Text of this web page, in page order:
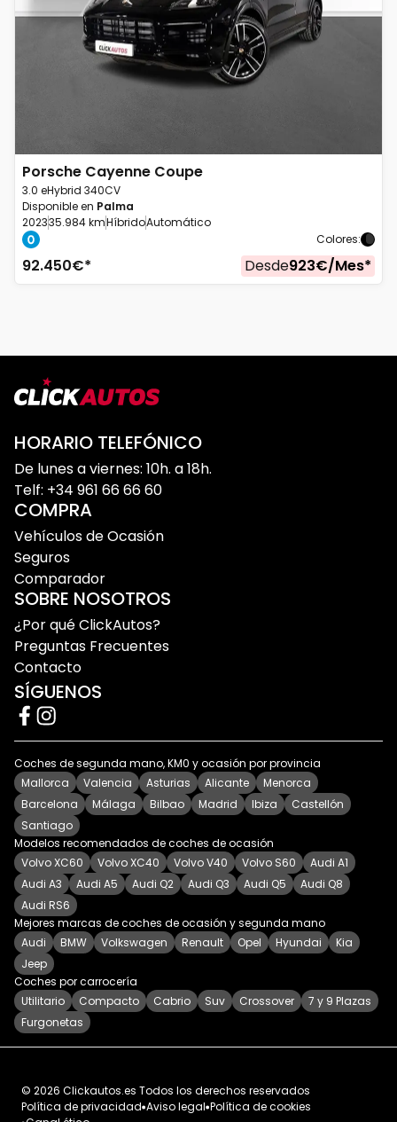
Porsche Cayenne Coupe
3.0 eHybrid 340CV
Disponible en Palma
202335.984 kmHíbridoAutomático
Colores:
92.450€* Desde923€/Mes*
HORARIO TELEFÓNICO
De lunes a viernes: 10h. a 18h.
Telf: +34 961 66 66 60
COMPRA
Vehículos de Ocasión
Seguros
Comparador
SOBRE NOSOTROS
¿Por qué ClickAutos?
Preguntas Frecuentes
Contacto
SÍGUENOS
Coches de segunda mano, KM0 y ocasión por provincia
Mallorca
Valencia Asturias Alicante
Menorca
Barcelona
Málaga Bilbao Madrid Ibiza
Castellón
Santiago
Modelos recomendados de coches de ocasión
Volvo XC60
Volvo XC40 Volvo V40 Volvo S60
Audi A1
Audi A3
Audi A5 Audi Q2 Audi Q3 Audi Q5
Audi Q8
Audi RS6
Mejores marcas de coches de ocasión y segunda mano
Audi
BMW Volkswagen Renault Opel Hyundai
Kia
Jeep
Coches por carrocería
Utilitario
Compacto Cabrio Suv Crossover
7 y 9 Plazas
Furgonetas
© 2026 Clickautos.es Todos los derechos reservados
Política de privacidad Aviso legal Política de cookies